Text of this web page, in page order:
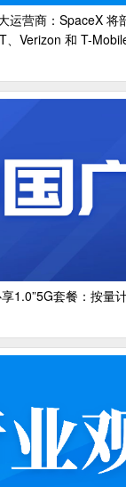
运营商：SpaceX 将
、Verizon 和 T-
1.0”5G套餐：按量